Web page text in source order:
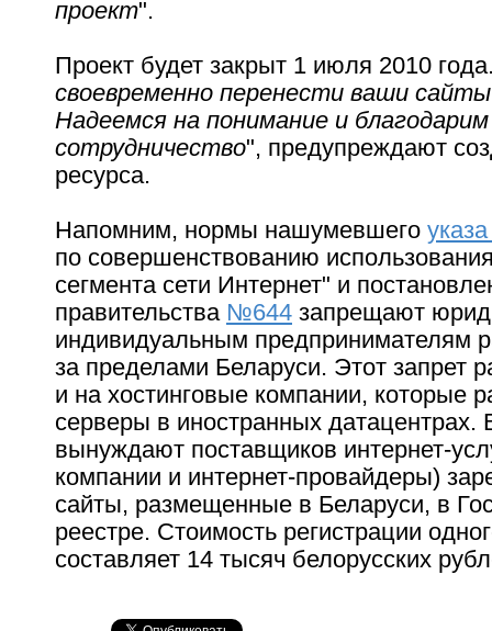
проект".
Проект будет закрыт 1 июля 2010
своевременно перенести ваши
Надеемся на понимание и благодарим
сотрудничество", предупреждают
ресурса.
Напомним, нормы нашумевшего
по совершенствованию
сегмента сети Интернет" и
правительства №644 запрещают
индивидуальным предпринимателям
за пределами Беларуси. Этот запрет
и на хостинговые компании, которые
серверы в иностранных датацентрах.
вынуждают поставщиков интернет-
компании и интернет-провайдеры)
сайты, размещенные в Беларуси, в
реестре. Стоимость регистрации
составляет 14 тысяч белорусских